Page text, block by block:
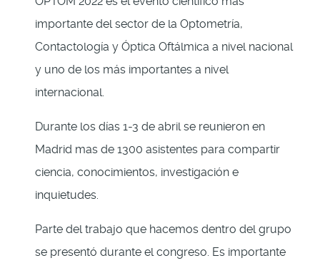
importante del sector de la Optometría,
Contactología y Óptica Oftálmica a nivel nacional
y uno de los más importantes a nivel
internacional.
Durante los días 1-3 de abril se reunieron en
Madrid mas de 1300 asistentes para compartir
ciencia, conocimientos, investigación e
inquietudes.
Parte del trabajo que hacemos dentro del grupo
se presentó durante el congreso. Es importante